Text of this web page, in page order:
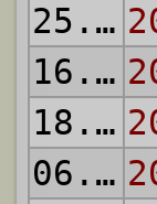
25.04.
16.10.
18.03.
06.01.